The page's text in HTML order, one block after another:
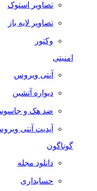
تصاویر استوک
تصاویر لایه باز
وکتور
امنیتی
آنتی ویروس
دیواره آتشین
ضد هک و جاسوسی
آپدیت آنتی ویروس
گوناگون
دانلود مجله
حسابداری